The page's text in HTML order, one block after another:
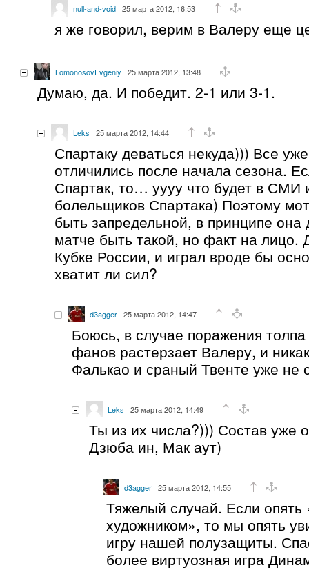
null-and-void 25 марта 2012, 16:53
я же говорил, верим в Валеру еще
LomonosovEvgeniy 25 марта 2012, 13:48
Думаю, да. И победит. 2-1 или 3-1.
Leks 25 марта 2012, 14:44
Спартаку деваться некуда))) Все
отличились после начала сезона.
Спартак, то… уууу что будет в СМИ
болельщиков Спартака) Поэтому
быть запредельной, в принципе
матче быть такой, но факт на лицо.
Кубке России, и играл вроде бы
хватит ли сил?
d3agger 25 марта 2012, 14:47
Боюсь, в случае поражения
фанов растерзает Валеру, и
Фалькао и сраный Твенте уже не
Leks 25 марта 2012, 14:49
Ты из их числа?))) Состав уже
Дзюба ин, Мак аут)
d3agger 25 марта 2012, 14:55
Тяжелый случай. Если
художником», то мы опять
игру нашей полузащиты.
более виртуозная игра